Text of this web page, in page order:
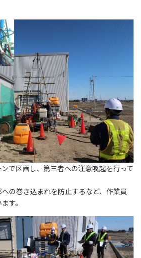
で区画し、第三者への注意喚起を行って
の巻き込まれを防止するなど、作業員
す。